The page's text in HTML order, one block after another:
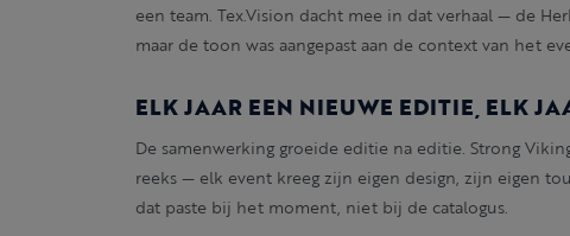
een team. Tex.Vision dacht mee in dat verhaal — de
maar de toon was aangepast aan de context van het
ELK JAAR EEN NIEUWE EDITIE, ELK
De samenwerking groeide editie na editie. Strong
reeks — elk event kreeg zijn eigen design, zijn eigen
dat paste bij het moment, niet bij de catalogus.